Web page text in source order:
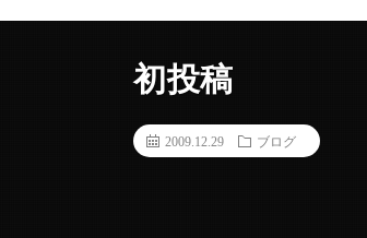
初投稿
2009.12.29 ブログ